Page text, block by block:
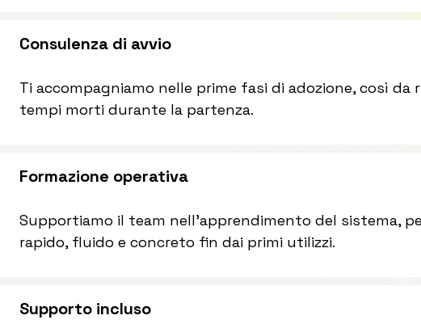
Consulenza di avvio
Ti accompagniamo nelle prime fasi di adozione, così da
tempi morti durante la partenza.
Formazione operativa
Supportiamo il team nell’apprendimento del sistema,
rapido, fluido e concreto fin dai primi utilizzi.
Supporto incluso